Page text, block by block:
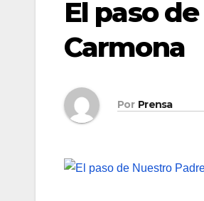
El paso
Carmona
Por Prensa